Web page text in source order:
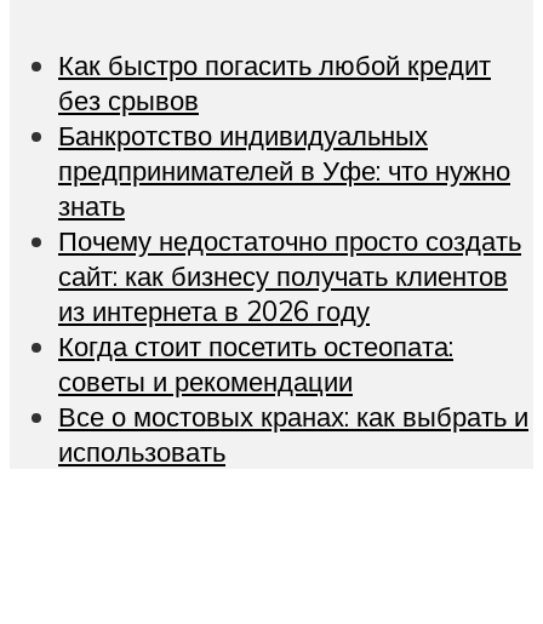
Как быстро погасить любой кредит
без срывов
Банкротство индивидуальных
предпринимателей в Уфе: что нужно
знать
Почему недостаточно просто создать
сайт: как бизнесу получать клиентов
из интернета в 2026 году
Когда стоит посетить остеопата:
советы и рекомендации
Все о мостовых кранах: как выбрать и
использовать